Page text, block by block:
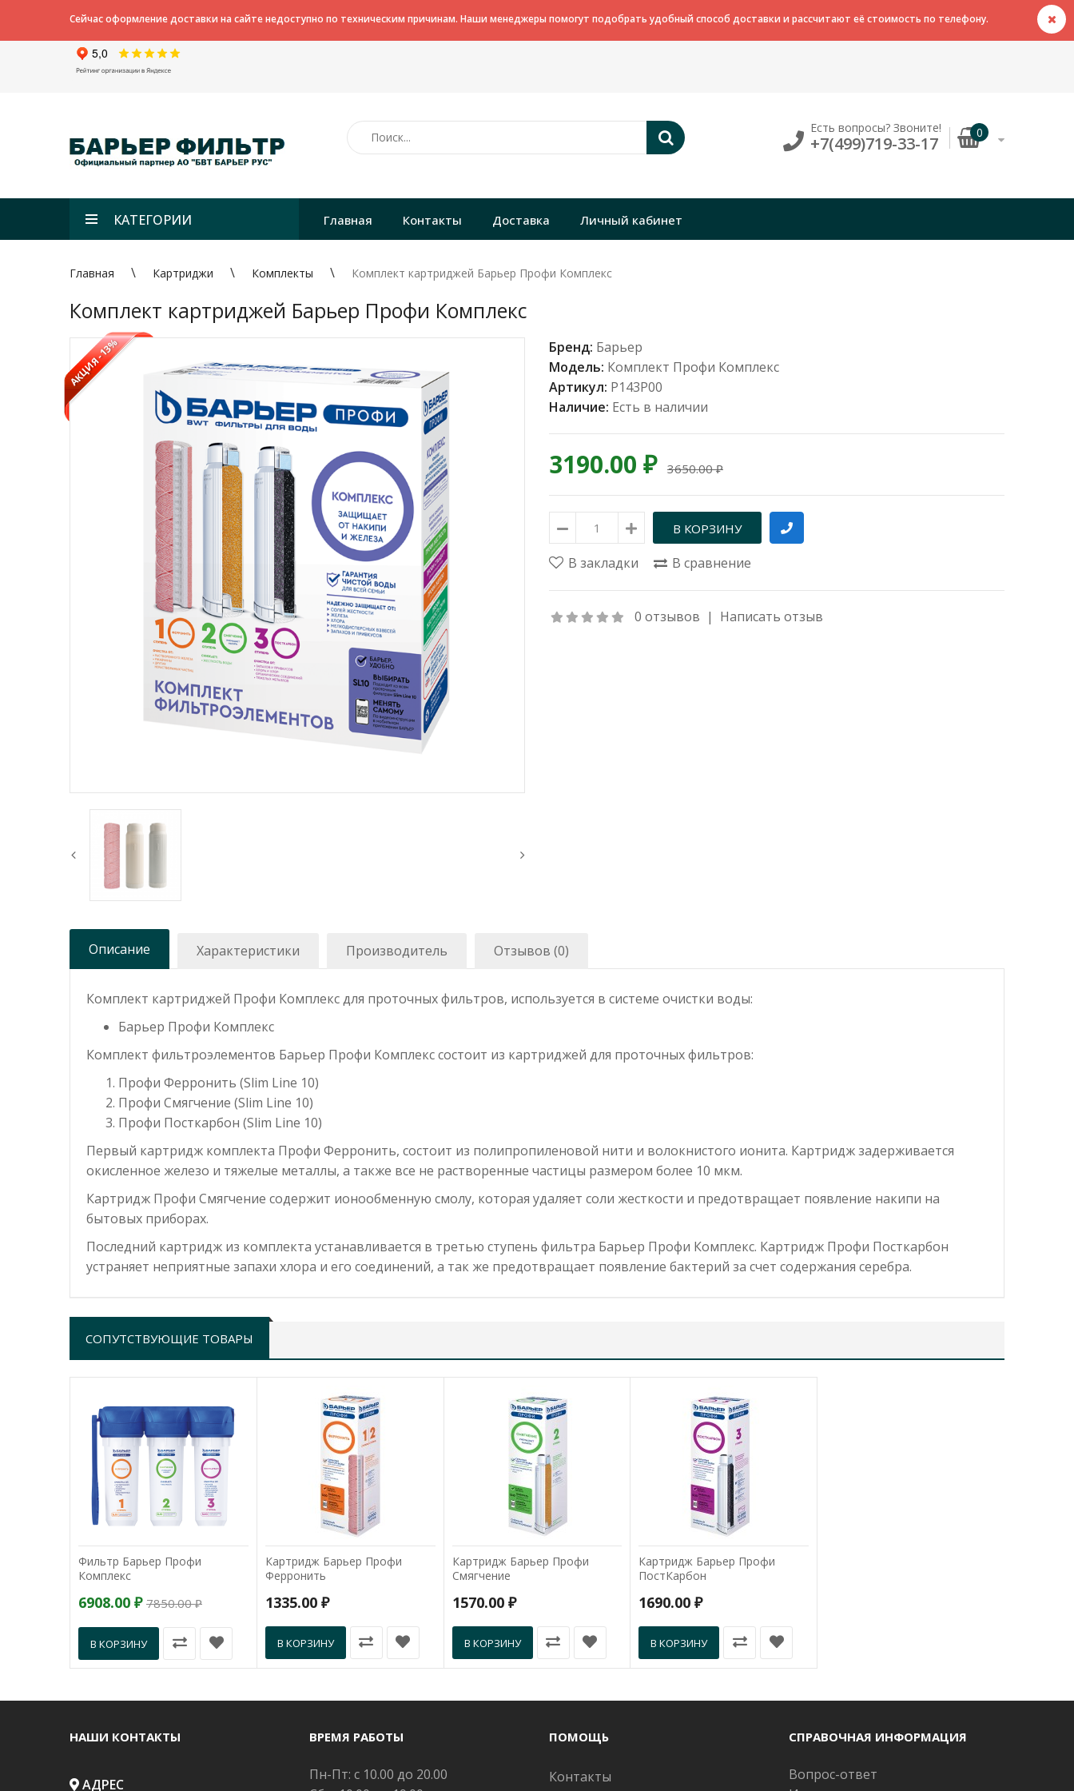
Сейчас оформление доставки на сайте недоступно по техническим причинам. Наши менеджеры помогут подобрать удобный способ доставки и рассчитают её стоимость по телефону.
Есть вопросы? Звоните!
+7(499)719-33-17
0
КАТЕГОРИИ Главная Контакты Доставка Личный кабинет
Главная Картриджи Комплекты Комплект картриджей Барьер Профи Комплекс
Комплект картриджей Барьер Профи Комплекс
АКЦИЯ
-13% Бренд: Барьер
Модель: Комплект Профи Комплекс
Артикул: Р143Р00
Наличие: Есть в наличии
3190.00 ₽ 3650.00 ₽
В закладки В сравнение
0 отзывов | Написать отзыв
Описание Характеристики Производитель Отзывов (0)
Комплект картриджей Профи Комплекс для проточных фильтров, используется в системе очистки воды:
Барьер Профи Комплекс
Комплект фильтроэлементов Барьер Профи Комплекс состоит из картриджей для проточных фильтров:
Профи Ферронить (Slim Line 10)
Профи Смягчение (Slim Line 10)
Профи Посткарбон (Slim Line 10)
Первый картридж комплекта Профи Ферронить, состоит из полипропиленовой нити и волокнистого ионита. Картридж задерживается
окисленное железо и тяжелые металлы, а также все не растворенные частицы размером более 10 мкм.
Картридж Профи Смягчение содержит ионообменную смолу, которая удаляет соли жесткости и предотвращает появление накипи на
бытовых приборах.
Последний картридж из комплекта устанавливается в третью ступень фильтра Барьер Профи Комплекс. Картридж Профи Посткарбон
устраняет неприятные запахи хлора и его соединений, а так же предотвращает появление бактерий за счет содержания серебра.
СОПУТСТВУЮЩИЕ ТОВАРЫ
Фильтр Барьер Профи
Комплекс
6908.00 ₽ 7850.00 ₽
В КОРЗИНУ
Картридж Барьер Профи
Ферронить
1335.00 ₽
В КОРЗИНУ
Картридж Барьер Профи
Смягчение
1570.00 ₽
В КОРЗИНУ
Картридж Барьер Профи
ПостКарбон
1690.00 ₽
В КОРЗИНУ
НАШИ КОНТАКТЫ
АДРЕС
ВРЕМЯ РАБОТЫ
Пн-Пт: с 10.00 до 20.00
ПОМОЩЬ
Контакты
СПРАВОЧНАЯ ИНФОРМАЦИЯ
Вопрос-ответ